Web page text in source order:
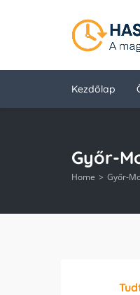
Kezdőlap
Győr-
Home Győr-